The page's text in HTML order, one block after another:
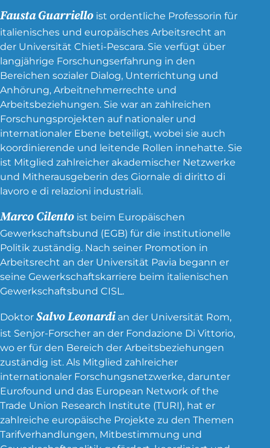
Fausta Guarriello ist ordentliche Professorin für
italienisches und europäisches Arbeitsrecht an
der Universität Chieti-Pescara. Sie verfügt über
langjährige Forschungserfahrung in den
Bereichen sozialer Dialog, Unterrichtung und
Anhörung, Arbeitnehmerrechte und
Arbeitsbeziehungen. Sie war an zahlreichen
Forschungsprojekten auf nationaler und
internationaler Ebene beteiligt, wobei sie auch
koordinierende und leitende Rollen innehatte. Sie
ist Mitglied zahlreicher akademischer Netzwerke
und Mitherausgeberin des Giornale di diritto di
lavoro e di relazioni industriali.
Marco Cilento ist beim Europäischen
Gewerkschaftsbund (EGB) für die institutionelle
Politik zuständig. Nach seiner Promotion in
Arbeitsrecht an der Universität Pavia begann er
seine Gewerkschaftskarriere beim italienischen
Gewerkschaftsbund CISL.
Doktor Salvo Leonardian der Universität Rom,
ist Senjor-Forscher an der Fondazione Di Vittorio,
wo er für den Bereich der Arbeitsbeziehungen
zuständig ist. Als Mitglied zahlreicher
internationaler Forschungsnetzwerke, darunter
Eurofound und das European Network of the
Trade Union Research Institute (TURI), hat er
zahlreiche europäische Projekte zu den Themen
Tarifverhandlungen, Mitbestimmung und